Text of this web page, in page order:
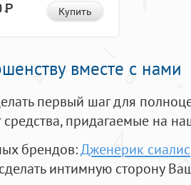
Р Купить
вместе с нами
первый шаг для
придагаемые на
брендов:Дженерик сиалис
интимную сторону